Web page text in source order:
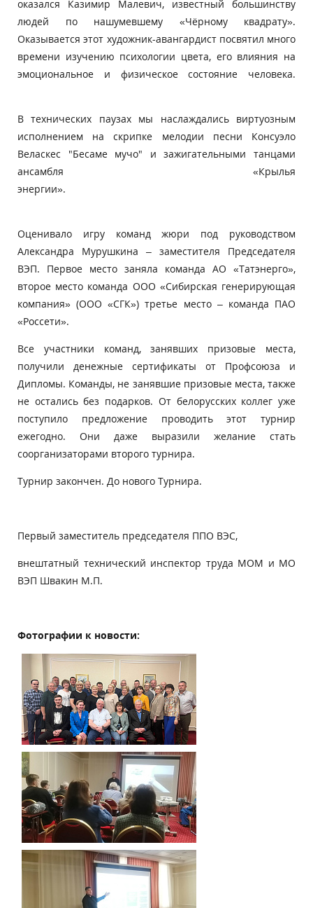
оказался Казимир Малевич, известный большинству
людей по нашумевшему «Чёрному квадрату».
Оказывается этот художник-авангардист посвятил много
времени изучению психологии цвета, его влияния на
эмоциональное и физическое состояние человека.
В технических паузах мы наслаждались виртуозным
исполнением на скрипке мелодии песни Консуэло
Веласкес "Бесаме мучо" и зажигательными танцами
ансамбля «Крылья
энергии».
Оценивало игру команд жюри под руководством
Александра Мурушкина – заместителя Председателя
ВЭП. Первое место заняла команда АО «Татэнерго»,
второе место команда ООО «Сибирская генерирующая
компания» (ООО «СГК») третье место – команда ПАО
«Россети».
Все участники команд, занявших призовые места,
получили денежные сертификаты от Профсоюза и
Дипломы. Команды, не занявшие призовые места, также
не остались без подарков. От белорусских коллег уже
поступило предложение проводить этот турнир
ежегодно. Они даже выразили желание стать
соорганизаторами второго турнира.
Турнир закончен. До нового Турнира.
Первый заместитель председателя ППО ВЭС,
внештатный технический инспектор труда МОМ и МО
ВЭП Швакин М.П.
Фотографии к новости: